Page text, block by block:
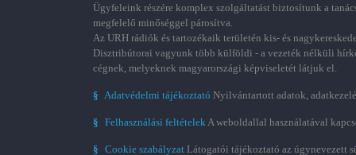
Ügyfeleink részére komplex szolgáltatást biztosítunk a
megfelelő minőséggel párosítva.
Az URH rádiók és tartozékaik területén kis- és
Disztribútorai vagyunk több külföldi - a vezeték nélküli
cégnek, melyeknek magyarországi képviseletét látjuk el.
§ Adatvédelmi tájékoztató Nyilvántartott adatok,
§ Felhasználási feltételekA weboldallal használatával
§ Cookie szabályzat Látogatói tájékoztató az úgynevezett